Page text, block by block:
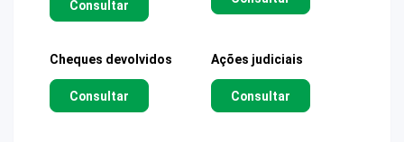
Consultar
Cheques devolvidos
Consultar
Ações judiciais
Consultar